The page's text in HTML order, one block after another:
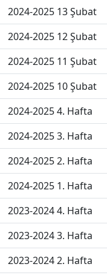
2024-2025 13 Şubat
2024-2025 12 Şubat
2024-2025 11 Şubat
2024-2025 10 Şubat
2024-2025 4. Hafta
2024-2025 3. Hafta
2024-2025 2. Hafta
2024-2025 1. Hafta
2023-2024 4. Hafta
2023-2024 3. Hafta
2023-2024 2. Hafta